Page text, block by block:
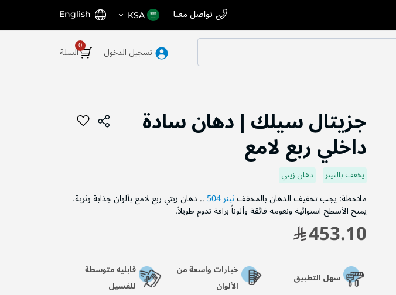
تواصل معنا اختر
المتجر
KSA اللغة English
السلة تسجيل الدخول
جزيتال سيلك | دهان سادة
داخلي ربع لامع
يخفف بالثينر دهان زيتي
ملاحظة: يجب تخفيف الدهان بالمخففثينر 504 .. دهان زيتي ربع لامع بألوان جذابة وثرية،
يمنح الأسطح استوائية ونعومة فائقة وألوناً براقة تدوم طويلاً.
453.10
سهل التطبيق
خيارات واسعة من
الألوان
قابليه متوسطة
للغسيل